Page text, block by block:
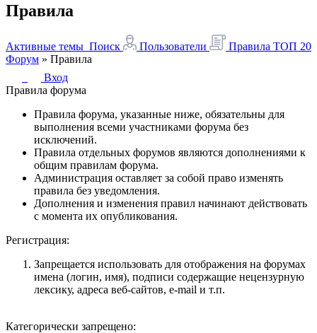
Правила
Активные темы Поиск Пользователи Правила ТОП 20
Форум » Правила
Вход
Правила форума
Правила форума, указанные ниже, обязательны для
выполнения всеми участниками форума без
исключений.
Правила отдельных форумов являются дополнениями к
общим правилам форума.
Администрация оставляет за собой право изменять
правила без уведомления.
Дополнения и изменения правил начинают действовать
с момента их опубликования.
Регистрация:
Запрещается использовать для отображения на форумах
имена (логин, имя), подписи содержащие нецензурную
лексику, адреса веб-сайтов, e-mail и т.п.
Категорически запрещено: